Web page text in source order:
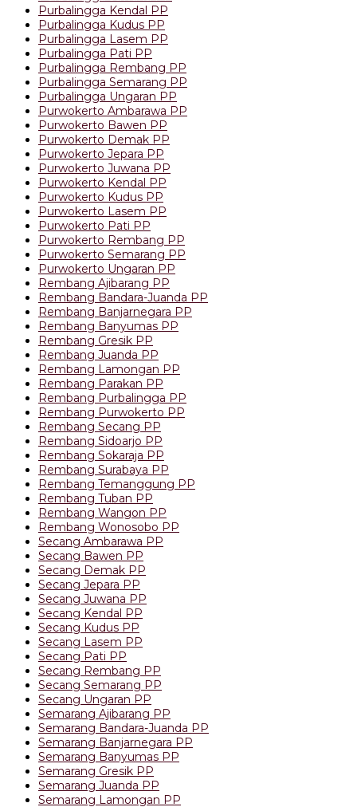
Purbalingga Kendal PP
Purbalingga Kudus PP
Purbalingga Lasem PP
Purbalingga Pati PP
Purbalingga Rembang PP
Purbalingga Semarang PP
Purbalingga Ungaran PP
Purwokerto Ambarawa PP
Purwokerto Bawen PP
Purwokerto Demak PP
Purwokerto Jepara PP
Purwokerto Juwana PP
Purwokerto Kendal PP
Purwokerto Kudus PP
Purwokerto Lasem PP
Purwokerto Pati PP
Purwokerto Rembang PP
Purwokerto Semarang PP
Purwokerto Ungaran PP
Rembang Ajibarang PP
Rembang Bandara-Juanda PP
Rembang Banjarnegara PP
Rembang Banyumas PP
Rembang Gresik PP
Rembang Juanda PP
Rembang Lamongan PP
Rembang Parakan PP
Rembang Purbalingga PP
Rembang Purwokerto PP
Rembang Secang PP
Rembang Sidoarjo PP
Rembang Sokaraja PP
Rembang Surabaya PP
Rembang Temanggung PP
Rembang Tuban PP
Rembang Wangon PP
Rembang Wonosobo PP
Secang Ambarawa PP
Secang Bawen PP
Secang Demak PP
Secang Jepara PP
Secang Juwana PP
Secang Kendal PP
Secang Kudus PP
Secang Lasem PP
Secang Pati PP
Secang Rembang PP
Secang Semarang PP
Secang Ungaran PP
Semarang Ajibarang PP
Semarang Bandara-Juanda PP
Semarang Banjarnegara PP
Semarang Banyumas PP
Semarang Gresik PP
Semarang Juanda PP
Semarang Lamongan PP